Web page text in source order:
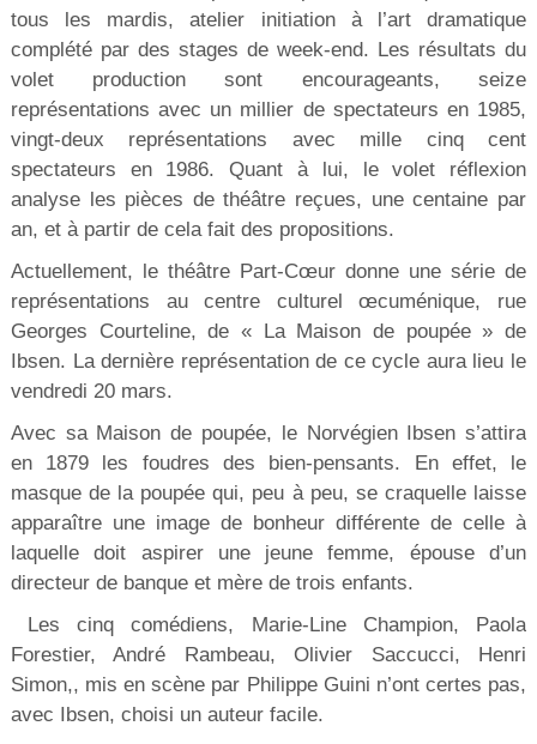
tous les mardis, atelier initiation à l’art dramatique
complété par des stages de week-end. Les résultats du
volet production sont encourageants, seize
représentations avec un millier de spectateurs en 1985,
vingt-deux représentations avec mille cinq cent
spectateurs en 1986. Quant à lui, le volet réflexion
analyse les pièces de théâtre reçues, une centaine par
an, et à partir de cela fait des propositions.
Actuellement, le théâtre Part-Cœur donne une série de
représentations au centre culturel œcuménique, rue
Georges Courteline, de « La Maison de poupée » de
Ibsen. La dernière représentation de ce cycle aura lieu le
vendredi 20 mars.
Avec sa Maison de poupée, le Norvégien Ibsen s’attira
en 1879 les foudres des bien-pensants. En effet, le
masque de la poupée qui, peu à peu, se craquelle laisse
apparaître une image de bonheur différente de celle à
laquelle doit aspirer une jeune femme, épouse d’un
directeur de banque et mère de trois enfants.
Les cinq comédiens, Marie-Line Champion, Paola
Forestier, André Rambeau, Olivier Saccucci, Henri
Simon,, mis en scène par Philippe Guini n’ont certes pas,
avec Ibsen, choisi un auteur facile.